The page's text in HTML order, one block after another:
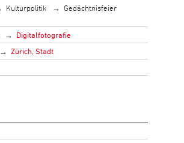
Kulturpolitik
Gedächtnisfeier
Digitalfotografie
Zürich, Stadt